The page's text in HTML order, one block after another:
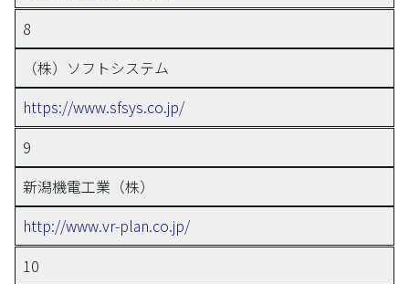
8
（株）ソフトシステム
https://www.sfsys.co.jp/
9
新潟機電工業（株）
http://www.vr-plan.co.jp/
10